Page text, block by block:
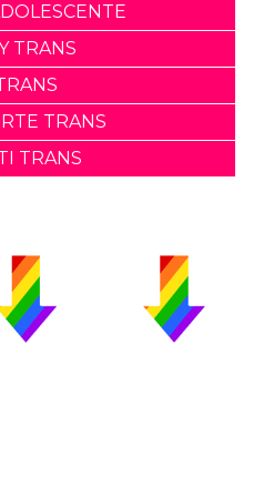
TRANS
TRANS
TRANS